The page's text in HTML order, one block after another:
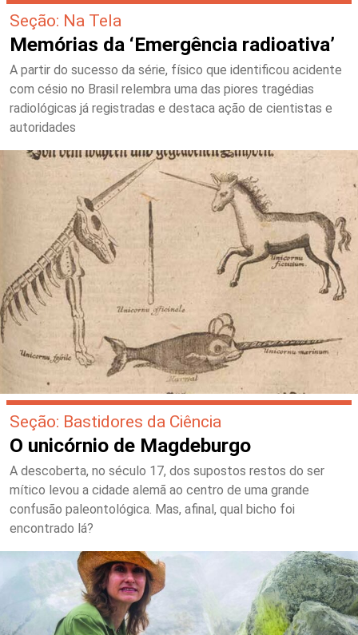
Seção: Na Tela
Memórias da ‘Emergência radioativa’
A partir do sucesso da série, físico que identificou acidente
com césio no Brasil relembra uma das piores tragédias
radiológicas já registradas e destaca ação de cientistas e
autoridades
Seção: Bastidores da Ciência
O unicórnio de Magdeburgo
A descoberta, no século 17, dos supostos restos do ser
mítico levou a cidade alemã ao centro de uma grande
confusão paleontológica. Mas, afinal, qual bicho foi
encontrado lá?